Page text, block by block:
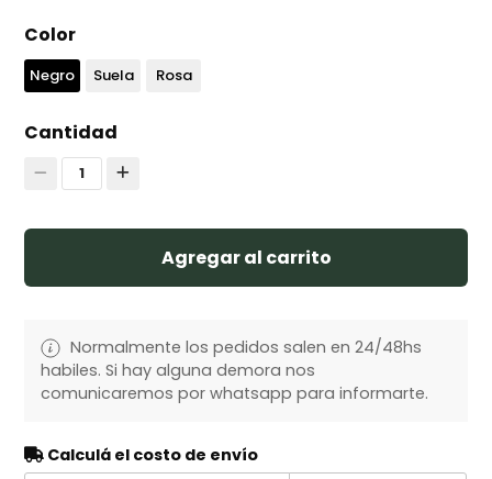
Color
Negro Suela Rosa
Cantidad
1
Agregar al carrito
Normalmente los pedidos salen en 24/48hs
habiles. Si hay alguna demora nos
comunicaremos por whatsapp para informarte.
Calculá el costo de envío